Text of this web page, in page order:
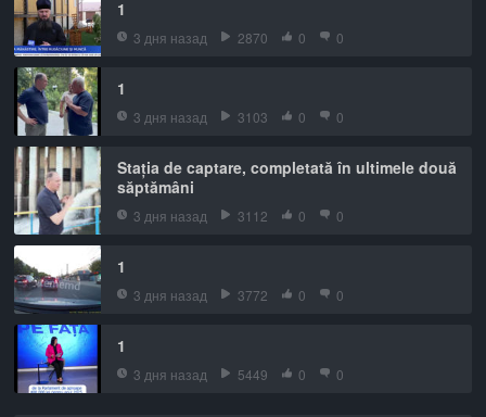
1
3 дня назад 2870 0 0
1
3 дня назад 3103 0 0
Stația de captare, completată în ultimele două
săptămâni
3 дня назад 3112 0 0
1
3 дня назад 3772 0 0
1
3 дня назад 5449 0 0